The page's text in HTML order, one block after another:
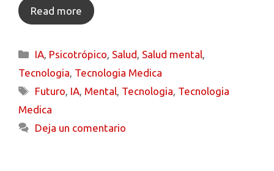
Read more
IA, Psicotrópico, Salud, Salud mental,
Tecnologia, Tecnologia Medica
Futuro, IA, Mental, Tecnologia, Tecnologia
Medica
Deja un comentario